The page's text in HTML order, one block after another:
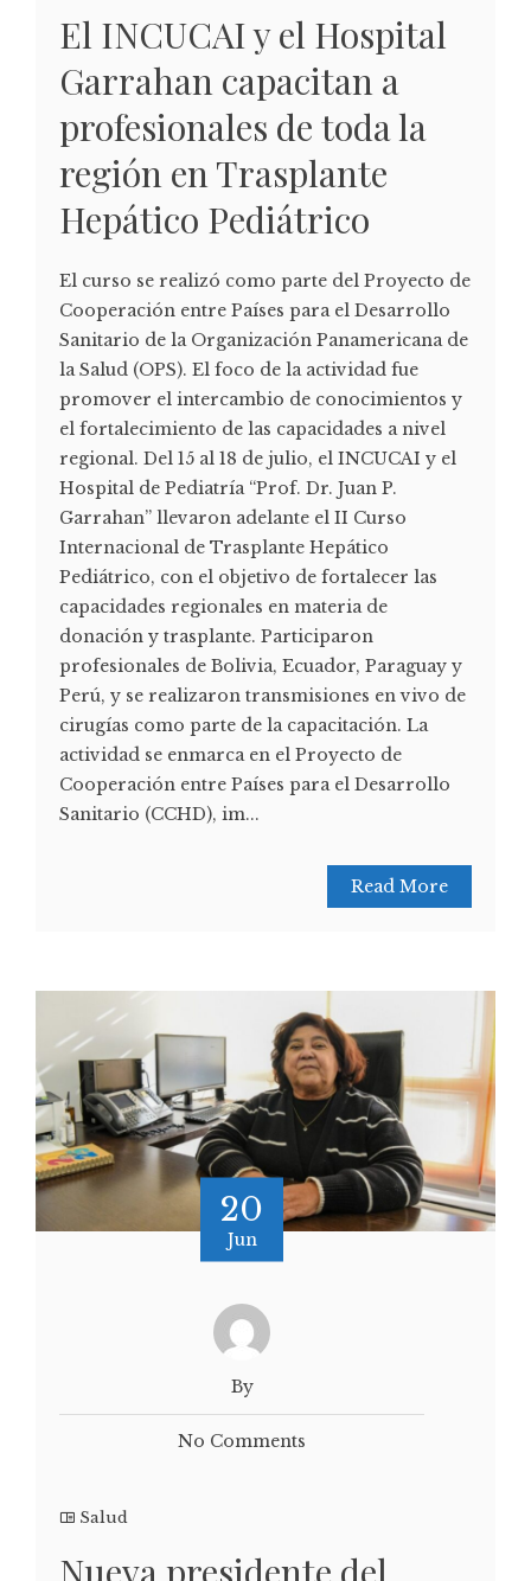
El INCUCAI y el Hospital
Garrahan capacitan a
profesionales de toda la
región en Trasplante
Hepático Pediátrico
El curso se realizó como parte del Proyecto de
Cooperación entre Países para el Desarrollo
Sanitario de la Organización Panamericana de
la Salud (OPS). El foco de la actividad fue
promover el intercambio de conocimientos y
el fortalecimiento de las capacidades a nivel
regional. Del 15 al 18 de julio, el INCUCAI y el
Hospital de Pediatría “Prof. Dr. Juan P.
Garrahan” llevaron adelante el II Curso
Internacional de Trasplante Hepático
Pediátrico, con el objetivo de fortalecer las
capacidades regionales en materia de
donación y trasplante. Participaron
profesionales de Bolivia, Ecuador, Paraguay y
Perú, y se realizaron transmisiones en vivo de
cirugías como parte de la capacitación. La
actividad se enmarca en el Proyecto de
Cooperación entre Países para el Desarrollo
Sanitario (CCHD), im...
Read More
20
Jun
By
No Comments
Salud